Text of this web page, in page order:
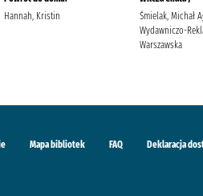
Hannah, Kristin
Śmielak, Michał
Wydawniczo-
Warszawska
Mapa bibliotek FAQ Deklaracja